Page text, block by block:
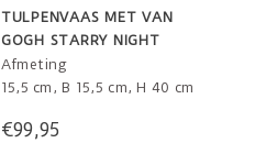
TULPENVAAS MET VAN
GOGH STARRY NIGHT
Afmeting
15,5 cm, B 15,5 cm, H 40 cm
€99,95